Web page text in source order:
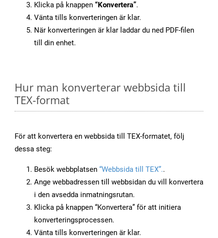
Klicka på knappen “Konvertera”.
Vänta tills konverteringen är klar.
När konverteringen är klar laddar du ned PDF-filen
till din enhet.
Hur man konverterar webbsida till
TEX-format
För att konvertera en webbsida till TEX-formatet, följ
dessa steg:
Besök webbplatsen “Webbsida till TEX”..
Ange webbadressen till webbsidan du vill konvertera
i den avsedda inmatningsrutan.
Klicka på knappen “Konvertera” för att initiera
konverteringsprocessen.
Vänta tills konverteringen är klar.